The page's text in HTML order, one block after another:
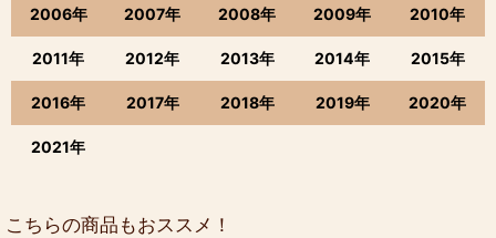
2006年 2007年 2008年 2009年 2010年
2011年 2012年 2013年 2014年 2015年
2016年 2017年 2018年 2019年 2020年
2021年
こちらの商品もおススメ！